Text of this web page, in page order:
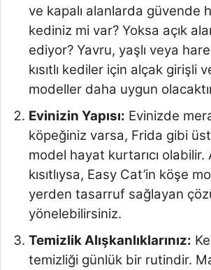
ve kapalı alanlarda güvende
kediniz mi var? Yoksa açık
ediyor? Yavru, yaşlı veya
kısıtlı kediler için alçak girişli
modeller daha uygun
Evinizin Yapısı: Evinizde
köpeğiniz varsa, Frida gibi
model hayat kurtarıcı olabilir.
kısıtlıysa, Easy Cat’in köşe
yerden tasarruf sağlayan
yönelebilirsiniz.
Temizlik Alışkanlıklarınız:
temizliği günlük bir rutindir.